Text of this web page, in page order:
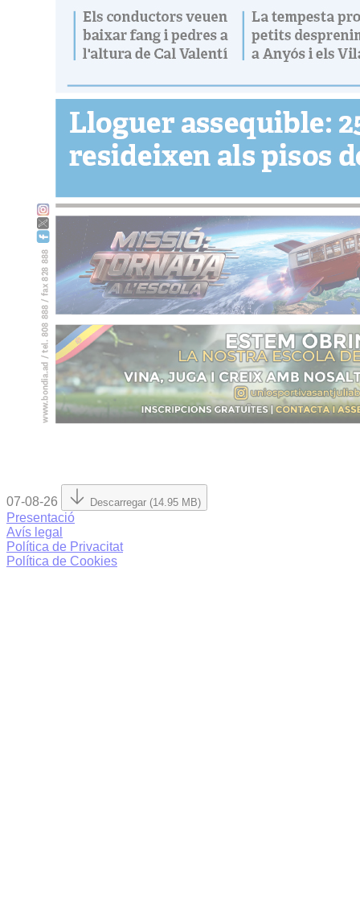
07-08-26 Descarregar (14.95 MB)
Presentació
Avís legal
Política de Privacitat
Política de Cookies